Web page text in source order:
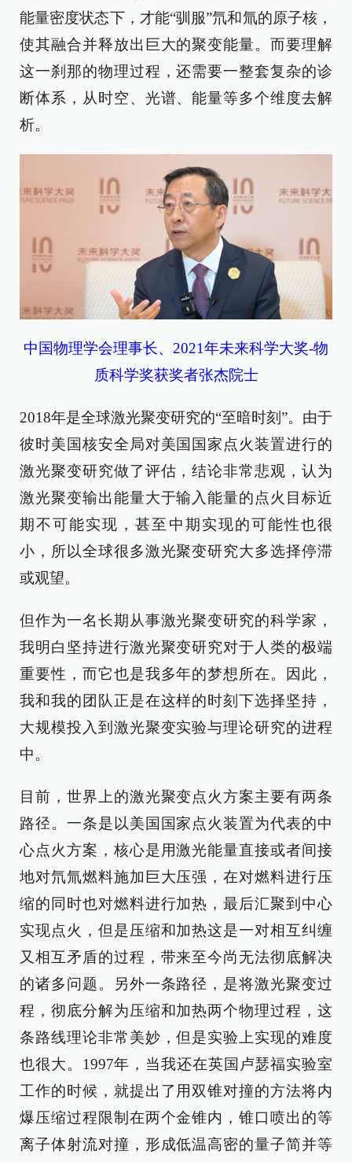
能量密度状态下，才能“驯服”氘和氚的原子核，
使其融合并释放出巨大的聚变能量。而要理解
这一刹那的物理过程，还需要一整套复杂的诊
断体系，从时空、光谱、能量等多个维度去解
析。
中国物理学会理事长、2021年未来科学大奖-物
质科学奖获奖者张杰院士
2018年是全球激光聚变研究的“至暗时刻”。由于
彼时美国核安全局对美国国家点火装置进行的
激光聚变研究做了评估，结论非常悲观，认为
激光聚变输出能量大于输入能量的点火目标近
期不可能实现，甚至中期实现的可能性也很
小，所以全球很多激光聚变研究大多选择停滞
或观望。
但作为一名长期从事激光聚变研究的科学家，
我明白坚持进行激光聚变研究对于人类的极端
重要性，而它也是我多年的梦想所在。因此，
我和我的团队正是在这样的时刻下选择坚持，
大规模投入到激光聚变实验与理论研究的进程
中。
目前，世界上的激光聚变点火方案主要有两条
路径。一条是以美国国家点火装置为代表的中
心点火方案，核心是用激光能量直接或者间接
地对氘氚燃料施加巨大压强，在对燃料进行压
缩的同时也对燃料进行加热，最后汇聚到中心
实现点火，但是压缩和加热这是一对相互纠缠
又相互矛盾的过程，带来至今尚无法彻底解决
的诸多问题。另外一条路径，是将激光聚变过
程，彻底分解为压缩和加热两个物理过程，这
条路线理论非常美妙，但是实验上实现的难度
也很大。1997年，当我还在英国卢瑟福实验室
工作的时候，就提出了用双锥对撞的方法将内
爆压缩过程限制在两个金锥内，锥口喷出的等
离子体射流对撞，形成低温高密的量子简并等